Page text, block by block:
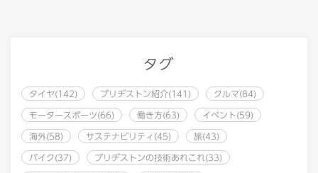
タグ
タイヤ(142) ブリヂストン紹介(141) クルマ(84)
モータースポーツ(66) 働き方(63) イベント(59)
海外(58) サステナビリティ(45) 旅(43)
バイク(37) ブリヂストンの技術あれこれ(33)